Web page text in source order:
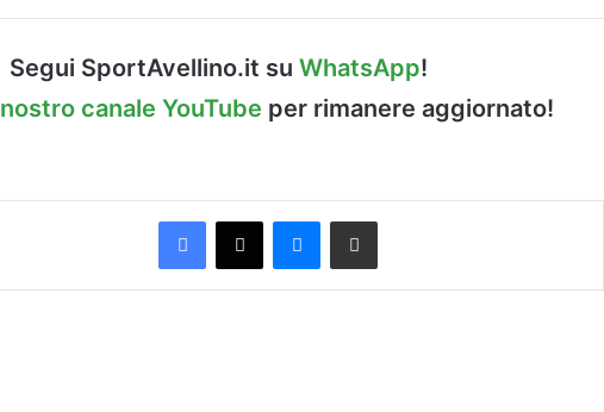
Segui SportAvellino.it su WhatsApp!
nostro canale YouTube per rimanere aggiornato!
Facebook
X Messenger
Condividi via Email